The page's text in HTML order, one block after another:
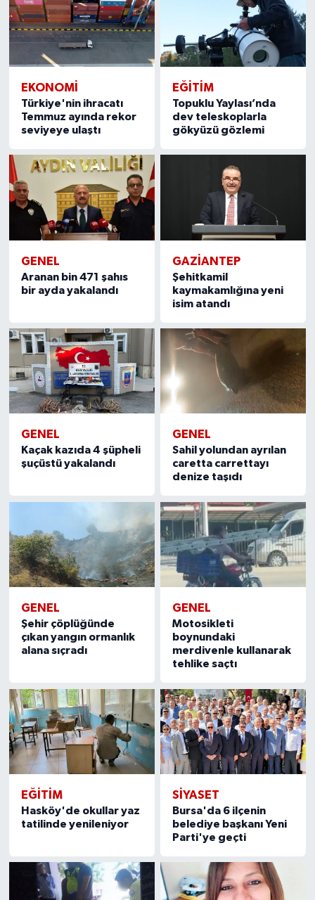
EKONOMI
Türkiye'nin ihracatı
Temmuz ayında rekor
seviyeye ulaştı
EĞITIM
Topuklu Yaylası’nda
dev teleskoplarla
gökyüzü gözlemi
GENEL
Aranan bin 471 şahıs
bir ayda yakalandı
GAZIANTEP
Şehitkamil
kaymakamlığına yeni
isim atandı
GENEL
Kaçak kazıda 4 şüpheli
şuçüstü yakalandı
GENEL
Sahil yolundan ayrılan
caretta carrettayı
denize taşıdı
GENEL
Şehir çöplüğünde
çıkan yangın ormanlık
alana sıçradı
GENEL
Motosikleti
boynundaki
merdivenle kullanarak
tehlike saçtı
EĞITIM
Hasköy'de okullar yaz
tatilinde yenileniyor
SIYASET
Bursa'da 6 ilçenin
belediye başkanı Yeni
Parti'ye geçti